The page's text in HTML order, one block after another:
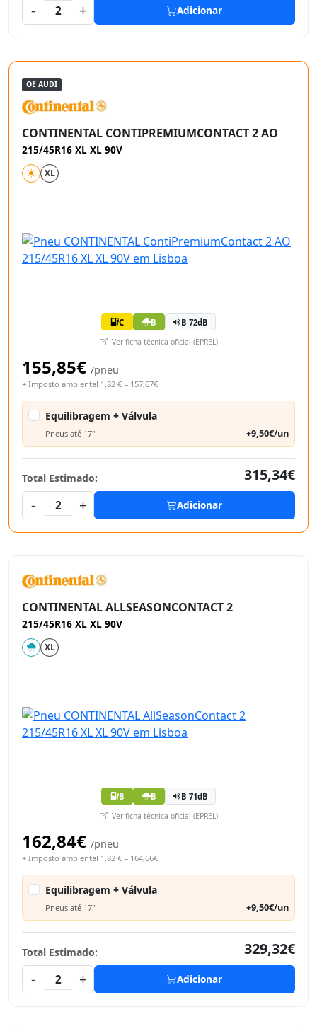
-
2 + Adicionar
OE AUDI
CONTINENTAL CONTIPREMIUMCONTACT 2 AO
215/45R16 XL XL 90V
XL
C B B 72dB
Ver ficha técnica oficial (EPREL)
155,85€ /pneu
+ Imposto ambiental 1,82 € = 157,67€
Equilibragem + Válvula
Pneus até 17" +9,50€/un
Total Estimado:
315,34€
-
2 + Adicionar
CONTINENTAL ALLSEASONCONTACT 2
215/45R16 XL XL 90V
XL
B B B 71dB
Ver ficha técnica oficial (EPREL)
162,84€ /pneu
+ Imposto ambiental 1,82 € = 164,66€
Equilibragem + Válvula
Pneus até 17" +9,50€/un
Total Estimado:
329,32€
-
2 + Adicionar